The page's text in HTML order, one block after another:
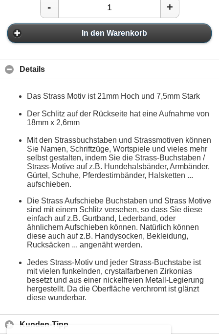
- +
In den Warenkorb
Details
Das Strass Motiv ist 21mm Hoch und 7,5mm Stark
Der Schlitz auf der Rückseite hat eine Aufnahme von
18mm x 2,6mm
Mit den Strassbuchstaben und Strassmotiven können
Sie Namen, Schriftzüge, Wortspiele und vieles mehr
selbst gestalten, indem Sie die Strass-Buchstaben /
Strass-Motive auf z.B. Hundehalsbänder, Armbänder,
Gürtel, Schuhe, Pferdestirnbänder, Halsketten ...
aufschieben.
Die Strass Aufschiebe Buchstaben und Strass Motive
sind mit einem Schlitz versehen, so dass Sie diese
einfach auf z.B. Gurtband, Lederband, oder
ähnlichem Aufschieben können. Natürlich können
diese auch auf z.B. Handysocken, Bekleidung,
Rucksäcken ... angenäht werden.
Jedes Strass-Motiv und jeder Strass-Buchstabe ist
mit vielen funkelnden, crystalfarbenen Zirkonias
besetzt und aus einer nickelfreien Metall-Legierung
hergestellt. Da die Oberfläche verchromt ist glänzt
diese wunderbar.
Kunden-Tipp